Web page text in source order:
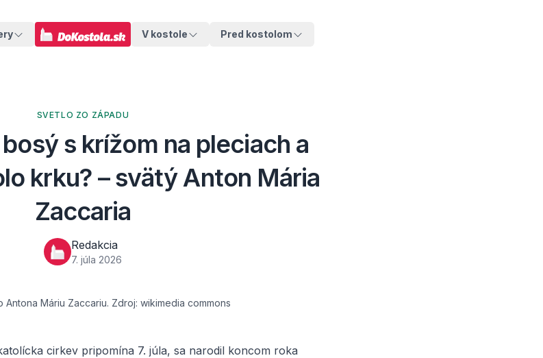
V kostole Pred kostolom
SVETLO ZO ZÁPADU
s krížom na pleciach a
krku? – svätý Anton Mária
Zaccaria
Redakcia
7. júla 2026
Antona Máriu Zaccariu. Zdroj: wikimedia commons
cirkev pripomína 7. júla, sa narodil koncom roka